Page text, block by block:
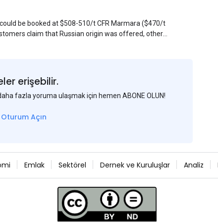
be booked at $508-510/t CFR Marmara ($470/t
claim that Russian origin was offered, other
provided by a Russian mill.
erişebilir.
fazla yoruma ulaşmak için hemen ABONE OLUN!
Oturum Açın
Emlak Sektörel Dernek ve Kuruluşlar Analiz